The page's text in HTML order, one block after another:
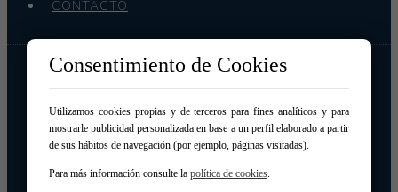
CONTACTO
15008 – A Coruña
981 221 180-
Consentimiento de Cookies
Utilizamos cookies propias y de terceros para fines analíticos y para
mostrarle publicidad personalizada en base a un perfil elaborado a partir
de sus hábitos de navegación (por ejemplo, páginas visitadas).
Para más información consulte la política de cookies.